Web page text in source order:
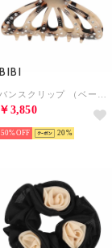
BIBI
￥3,850
50% 20